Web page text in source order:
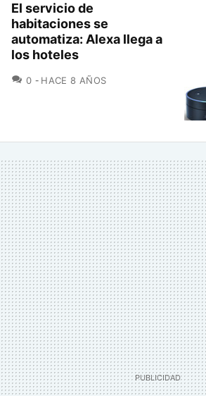
El servicio de
habitaciones se
automatiza: Alexa llega a
los hoteles
0 COMENTARIOS
HACE 8 AÑOS